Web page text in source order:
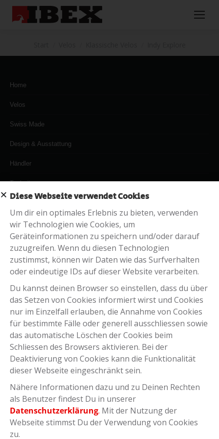
Home
Velos
Swiss Made
Design & Ausstattung
Händler
Technik
Downloads
Hyena Anleitungen
FAZUA Quick Guide
Shimano Steps System
Rahmengeometrien
Bedienung & Garantie
Prüfempfehlung Gabelschaft
Anleitungen Zubehör
Zubehör für's Velos
Schlösser Helme & Protektoren
Pannen- & Reparatursets
Beleuchtung von Supernova
Brooks)
z.B. von
Selle Royal Topeak Supernova Schwalbe Giant Brooks Racktime
Basil
Diese Webseite verwendet Cookies
Um dir ein optimales Erlebnis zu bieten, verwenden
wir Technologien wie Cookies, um
Geräteinformationen zu speichern und/oder darauf
zuzugreifen. Wenn du diesen Technologien
zustimmst, können wir Daten wie das Surfverhalten
oder eindeutige IDs auf dieser Website verarbeiten.
Du kannst deinen Browser so einstellen, dass du über
das Setzen von Cookies informiert wirst und Cookies
nur im Einzelfall erlauben, die Annahme von Cookies
für bestimmte Fälle oder generell ausschliessen sowie
das automatische Löschen der Cookies beim
Schliessen des Browsers aktivieren. Bei der
Deaktivierung von Cookies kann die Funktionalität
dieser Webseite eingeschränkt sein.
Nähere Informationen dazu und zu Deinen Rechten
als Benutzer findest Du in unserer
Datenschutzerklärung. Mit der Nutzung der
Webseite stimmst Du der Verwendung von Cookies
zu.